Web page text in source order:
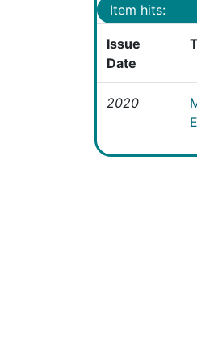
Item hits:
Issue
Date
2020